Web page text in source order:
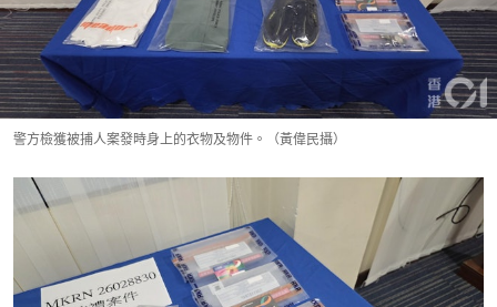
警方檢獲被捕人案發時身上的衣物及物件。（黃偉民攝）